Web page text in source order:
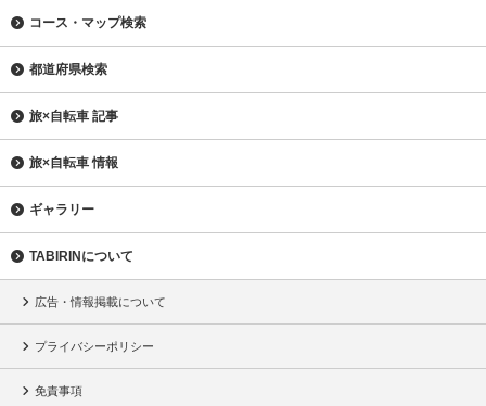
コース・マップ検索
都道府県検索
旅×自転車 記事
旅×自転車 情報
ギャラリー
TABIRINについて
広告・情報掲載について
プライバシーポリシー
免責事項